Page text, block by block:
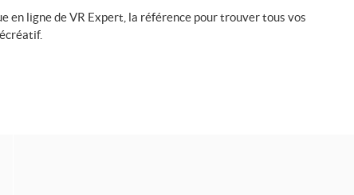
en ligne de VR Expert, la référence pour trouver tous vos